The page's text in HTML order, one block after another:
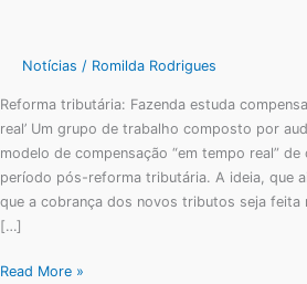
Notícias / Romilda Rodrigues
Reforma tributária: Fazenda estuda
real’ Um grupo de trabalho composto por
modelo de compensação “em tempo real”
período pós-reforma tributária. A ideia, que
que a cobrança dos novos tributos seja feita
[…]
créditos
tempo
real’
Read More »